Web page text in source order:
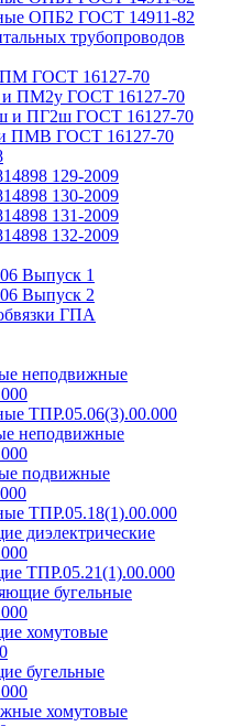
ОПБ2 ГОСТ 14911-82
трубопроводов
ГОСТ 16127-70
и ПМ2у ГОСТ 16127-70
и ПГ2ш ГОСТ 16127-70
ПМВ ГОСТ 16127-70
129-2009
130-2009
131-2009
132-2009
Выпуск 1
Выпуск 2
ГПА
неподвижные
ТПР.05.06(3).00.000
неподвижные
подвижные
ТПР.05.18(1).00.000
диэлектрические
ТПР.05.21(1).00.000
бугельные
хомутовые
бугельные
хомутовые